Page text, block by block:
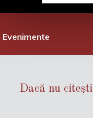
Evenimente
Dacă nu